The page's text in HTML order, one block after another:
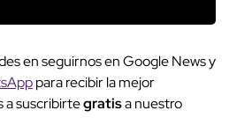
en seguirnos en Google News y
para recibir la mejor
a suscribirtegratisa nuestro